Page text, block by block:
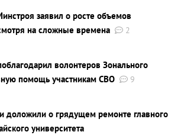
заявил о росте объемов
на сложные времена
2
волонтеров Зонального
помощь участникам СВО
9
доложили о грядущем ремонте главного
университета